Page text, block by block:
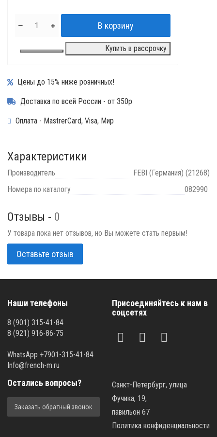
Купить в рассрочку
Цены до 15% ниже розничных!
Доставка по всей России - от 350р
Оплата - MastrerCard, Visa, Мир
Характеристики
Производитель
FEBI (Германия) (21268)
Номера по каталогу
082990
Отзывы - 0
У товара пока нет отзывов, но Вы можете стать первым!
Оставьте отзыв
Наши телефоны
8 (901) 315-41-84
8 (921) 916-86-75
WhatsApp +7901-315-41-84
Info@french-m.ru
Присоединяйтесь к нам в
соцсетях
Остались вопросы?
Заказать обратный звонок
Санкт-Петербург, улица
Фучика, 19,
павильон 67
Политика конфиденциальности